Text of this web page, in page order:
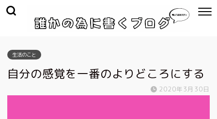
生活のこと
自分の感覚を一番のよりどころにする
2020年3月30日